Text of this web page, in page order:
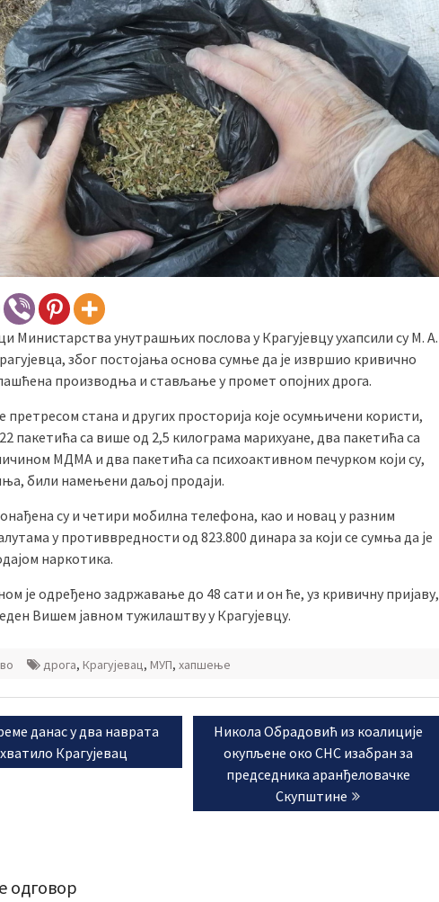
Министарства унутрашњих послова у Крагујевцу ухапсили су M. A.
због постојања основа сумње да је извршио кривичнo
производња и стављање у промет опојних дрога.
претресoм стана и других просторија које осумњичени користи,
пакетића са више од 2,5 килограмa марихуане, два пакетића са
МДМА и два пакетића са психоактивном печурком који су,
били намењени даљој продаји.
су и четири мобилна телефона, као и новац у разним
у противвредности од 823.800 динара за који се сумња да је
наркотика.
је одређено задржавање до 48 сати и он ће, уз кривичну пријаву,
Вишем јавном тужилаштву у Крагујевцу.
дрога, Крагујевац, МУП, хапшење
данас у два наврата
Крагујевац
Next
post:
Никола Обрадовић из коалиције
окупљене око СНС изабран за
председника аранђеловачке
Скупштине
одговор